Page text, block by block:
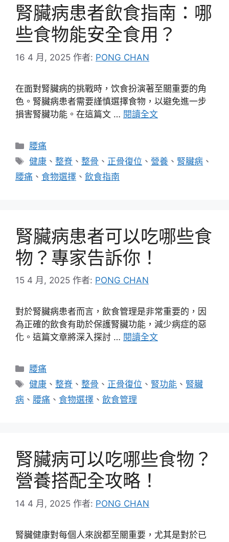
腎臟病患者飲食指南：哪
些食物能安全食用？
16 4 月, 2025 作者: PONG CHAN
在面對腎臟病的挑戰時，饮食扮演著至關重要的角
色。腎臟病患者需要謹慎選擇食物，以避免進一步
損害腎臟功能。在這篇文 … 閱讀全文
分
類
腰痛
標
籤
健康 、整脊 、整骨 、 正骨復位 、 營養 、 腎臟病 、
腰痛 、 食物選擇 、 飲食指南
腎臟病患者可以吃哪些食
物？專家告訴你！
15 4 月, 2025 作者: PONG CHAN
對於腎臟病患者而言，飲食管理是非常重要的，因
為正確的飲食有助於保護腎臟功能，減少病症的惡
化。這篇文章將深入探討 … 閱讀全文
分
類
腰痛
標
籤
健康 、整脊 、整骨 、 正骨復位 、 腎功能 、 腎臟
病 、 腰痛 、 食物選擇 、 飲食管理
腎臟病可以吃哪些食物？
營養搭配全攻略！
14 4 月, 2025 作者: PONG CHAN
腎臟健康對每個人來說都至關重要，尤其是對於已